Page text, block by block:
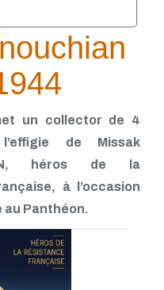
un collector de 4
de Missak
héros de la
à l’occasion
au Panthéon.